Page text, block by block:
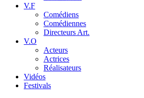
V.F
Comédiens
Comédiennes
Directeurs Art.
V.O
Acteurs
Actrices
Réalisateurs
Vidéos
Festivals